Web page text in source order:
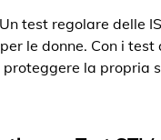
test regolare delle
le donne. Con i
proteggere la propria